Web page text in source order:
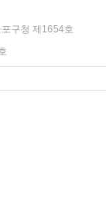
구청 제1654호